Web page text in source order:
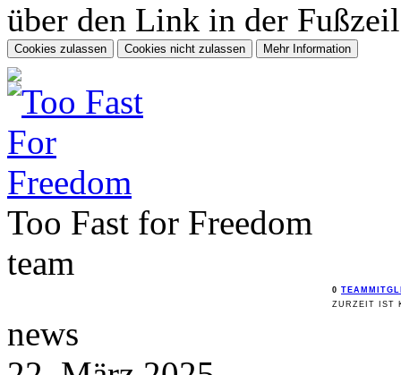
über den Link in der
Too Fast for Freedom
team
0
ZURZEIT IST
news